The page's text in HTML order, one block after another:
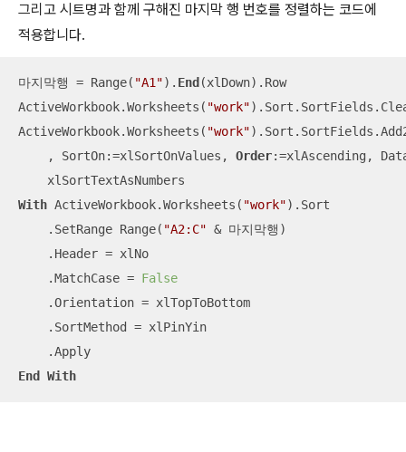
그리고 시트명과 함께 구해진 마지막 행 번호를 정렬하는 코드에
적용합니다.
마지막행 = Range( "A1"). End (xlDown).Row
ActiveWorkbook.Worksheets( "work"
ActiveWorkbook.Worksheets( "work"
    , SortOn:=xlSortOnValues,
Order:=xlAscending,
With ActiveWorkbook.Worksheets( "work").Sort
    .SetRange Range(
"A2:C" & 마지막행)
    .Header = xlNo
    .MatchCase =
False
    .Orientation = xlTopToBottom
    .SortMethod = xlPinYin
End
With